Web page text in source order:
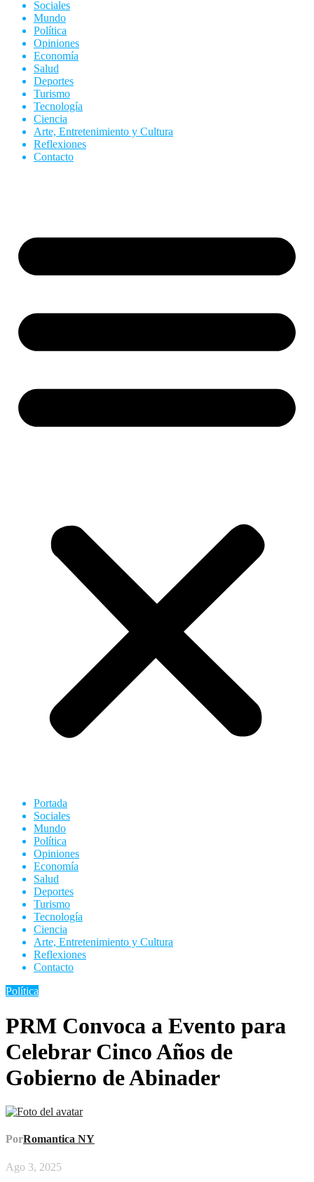
Sociales
Mundo
Política
Opiniones
Economía
Salud
Deportes
Turismo
Tecnología
Ciencia
Arte, Entretenimiento y Cultura
Reflexiones
Contacto
Portada
Sociales
Mundo
Política
Opiniones
Economía
Salud
Deportes
Turismo
Tecnología
Ciencia
Arte, Entretenimiento y Cultura
Reflexiones
Contacto
Política
PRM Convoca a Evento para
Celebrar Cinco Años de
Gobierno de Abinader
PorRomantica NY
Ago 3, 2025